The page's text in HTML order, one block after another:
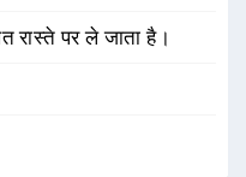
रास्ते पर ले जाता है।